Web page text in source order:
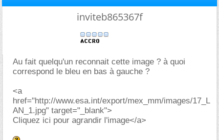
inviteb865367f
Au fait quelqu'un reconnait cette image ? à quoi
correspond le bleu en bas à gauche ?
<a
href="http://www.esa.int/export/mex_mm/images/17_L
AN_1.jpg" target="_blank">
Cliquez ici pour agrandir l'image</a>